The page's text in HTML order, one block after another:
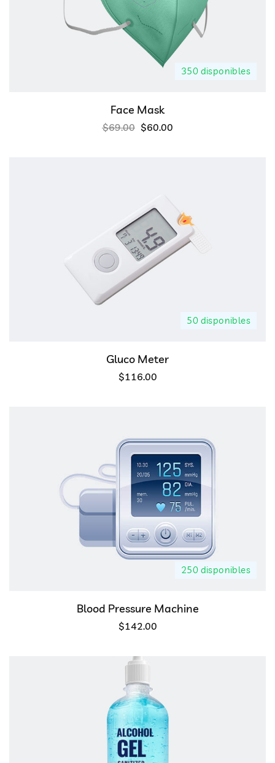
350 disponibles
Face Mask
$69.00 $60.00
50 disponibles
Gluco Meter
$116.00
250 disponibles
Blood Pressure Machine
$142.00